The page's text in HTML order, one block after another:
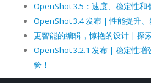
OpenShot 3.5：速度、稳定性和
OpenShot 3.4 发布 | 性能提升、
更智能的编辑，惊艳的设计 | 探
OpenShot 3.2.1 发布 | 稳定性增
验！